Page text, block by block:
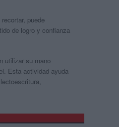
puede
de logro y confianza
utilizar su mano
Esta actividad ayuda